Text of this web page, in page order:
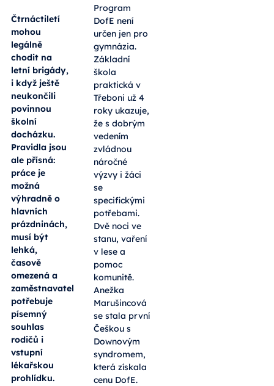
Čtrnáctiletí
mohou
legálně
chodit na
letní brigády,
i když ještě
neukončili
povinnou
školní
docházku.
Pravidla jsou
ale přísná:
práce je
možná
výhradně o
hlavních
prázdninách,
musí být
lehká,
časově
omezená a
zaměstnavatel
potřebuje
písemný
souhlas
rodičů i
vstupní
lékařskou
prohlídku.
Program
DofE není
určen jen pro
gymnázia.
Základní
škola
praktická v
Třeboni už 4
roky ukazuje,
že s dobrým
vedením
zvládnou
náročné
výzvy i žáci
se
specifickými
potřebami.
Dvě noci ve
stanu, vaření
v lese a
pomoc
komunitě.
Anežka
Marušincová
se stala první
Češkou s
Downovým
syndromem,
která získala
cenu DofE.